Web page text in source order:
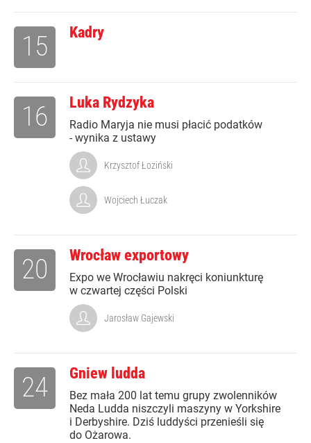
Kadry
15
Luka Rydzyka
Radio Maryja nie musi płacić podatków
- wynika z ustawy
16
Krzysztof Łoziński
Wojciech Łuczak
Wrocław exportowy
Expo we Wrocławiu nakręci koniunkturę
w czwartej części Polski
20
Jarosław Gajewski
Gniew ludda
Bez mała 200 lat temu grupy zwolenników
Neda Ludda niszczyli maszyny w Yorkshire
i Derbyshire. Dziś luddyści przenieśli się
do Ożarowa.
24